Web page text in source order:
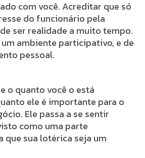
com você. Acreditar que só
do funcionário pela
ser realidade a muito tempo.
ambiente participativo, e de
pessoal.
o quanto você o está
ele é importante para o
Ele passa a se sentir
como uma parte
que sua lotérica seja um